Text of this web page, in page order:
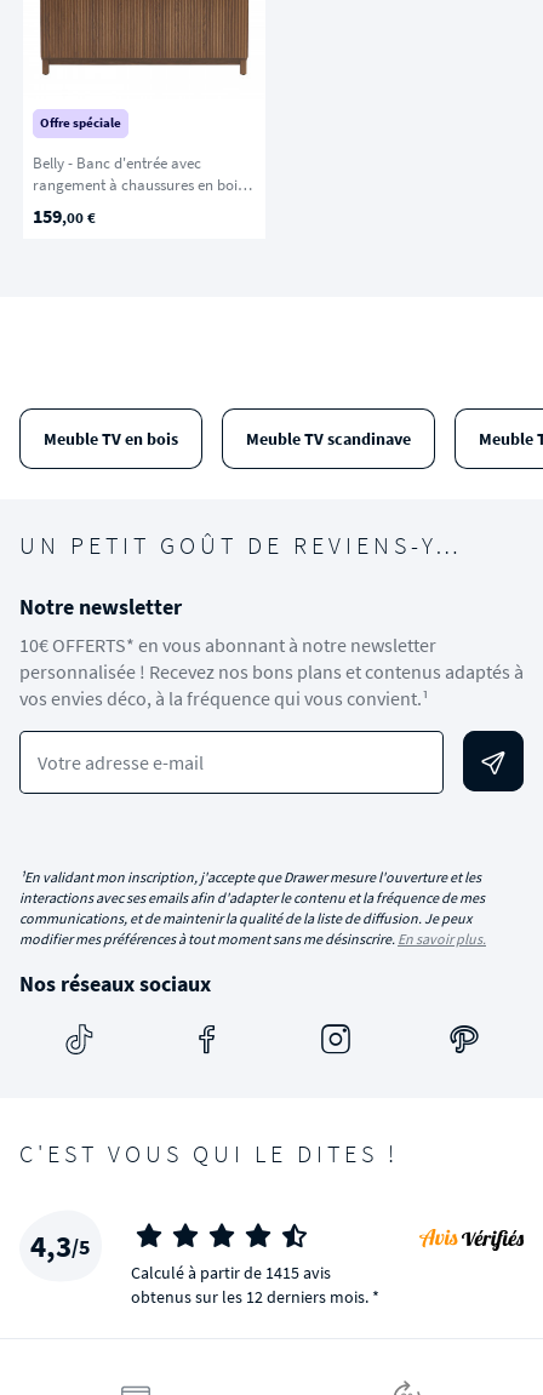
Offre spéciale
Belly - Banc d'entrée avec
rangement à chaussures en bois
159,00 €
Meuble TV en bois Meuble TV scandinave Meuble
UN PETIT GOÛT DE REVIENS-Y…
Notre newsletter
10€ OFFERTS* en vous abonnant à notre newsletter
personnalisée ! Recevez nos bons plans et contenus adaptés à
vos envies déco, à la fréquence qui vous convient.¹
Votre adresse e-mail
¹En validant mon inscription, j'accepte que Drawer mesure l'ouverture et les
interactions avec ses emails afin d'adapter le contenu et la fréquence de mes
communications, et de maintenir la qualité de la liste de diffusion. Je peux
modifier mes préférences à tout moment sans me désinscrire. En savoir plus.
Nos réseaux sociaux
C'EST VOUS QUI LE DITES !
4,3/5
Calculé à partir de 1415 avis
obtenus sur les 12 derniers mois. *